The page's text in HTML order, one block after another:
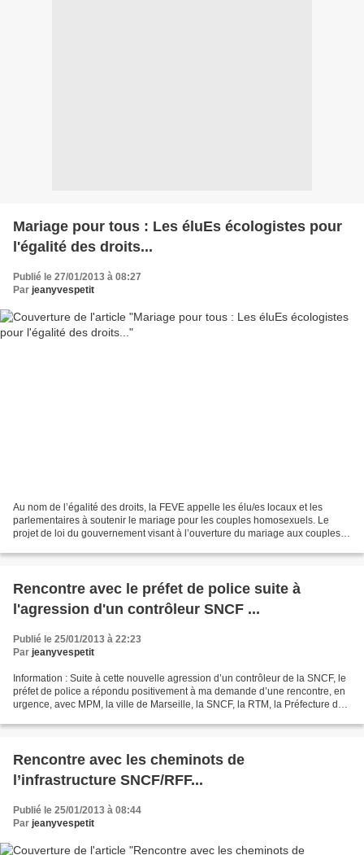
Mariage pour tous : Les éluEs écologistes pour
l'égalité des droits...
Publié le 27/01/2013 à 08:27
Par jeanyvespetit
Au nom de l’égalité des droits, la FEVE appelle les élu/es locaux et les
parlementaires à soutenir le mariage pour les couples homosexuels. Le
projet de loi du gouvernement visant à l’ouverture du mariage aux couples
Rencontre avec le préfet de police suite à
l'agression d'un contrôleur SNCF ...
Publié le 25/01/2013 à 22:23
Par jeanyvespetit
Information : Suite à cette nouvelle agression d’un contrôleur de la SNCF, le
préfet de police a répondu positivement à ma demande d’une rencontre, en
urgence, avec MPM, la ville de Marseille, la SNCF, la RTM, la Préfecture de
Rencontre avec les cheminots de
l’infrastructure SNCF/RFF...
Publié le 25/01/2013 à 08:44
Par jeanyvespetit